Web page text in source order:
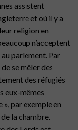
assistent
et où il y a
religion en
n’acceptent
au parlement. Par
se mêler des
des réfugiés
eux-mêmes
par exemple en
la chambre.